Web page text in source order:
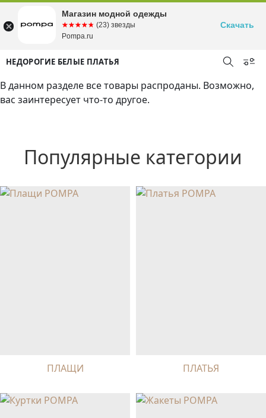
НЕДОРОГИЕ БЕЛЫЕ ПЛАТЬЯ
В данном разделе все товары распроданы. Возможно,
вас заинтересует что-то другое.
Популярные категории
ПЛАЩИ ПЛАТЬЯ
Магазин модной одежды
☆☆☆☆☆
★★★★★ (23) звезды
Pompa.ru
Скачать